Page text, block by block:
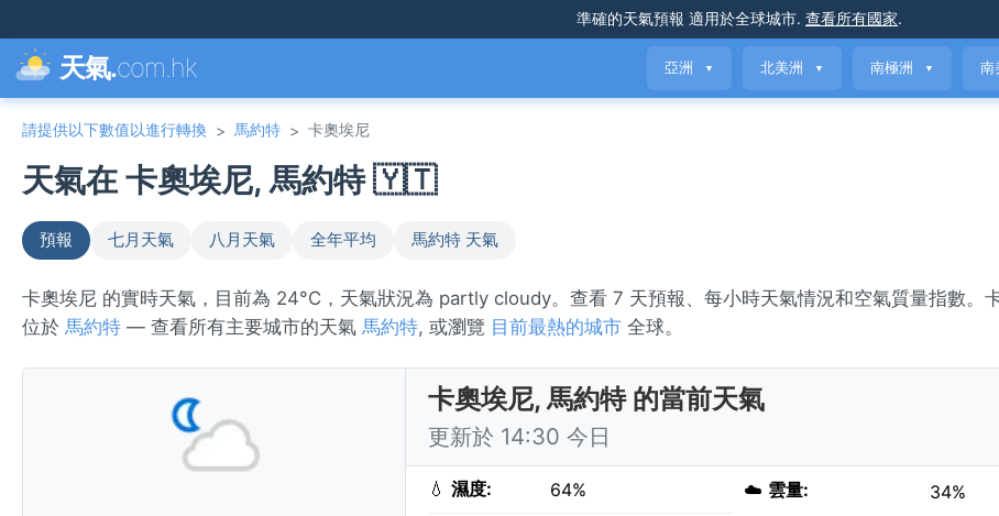
準確的天氣預報 適用於全球城市. 查看所有國家.
天氣.com.hk 亞洲 ▼ 北美洲 ▼ 南極洲 ▼ 南
請提供以下數值以進行轉換 > 馬約特 > 卡奧埃尼
天氣在 卡奧埃尼, 馬約特 🇾🇹
預報 七月天氣 八月天氣 全年平均 馬約特 天氣
卡奧埃尼 的實時天氣，目前為 24°C，天氣狀況為 partly cloudy。查看 7 天預報、每小時天氣情況和空氣質量指數。
位於 馬約特 — 查看所有主要城市的天氣 馬約特, 或瀏覽 目前最熱的城市 全球。
卡奧埃尼, 馬約特 的當前天氣
更新於 14:30 今日
💧 濕度: 64% ☁️ 雲量: 34%